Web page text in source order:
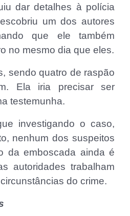
dar detalhes à polícia
um dos autores
que ele também
no mesmo dia que eles.
sendo quatro de raspão
Ela iria precisar ser
testemunha.
investigando o caso,
nenhum dos suspeitos
da emboscada ainda é
autoridades trabalham
do crime.